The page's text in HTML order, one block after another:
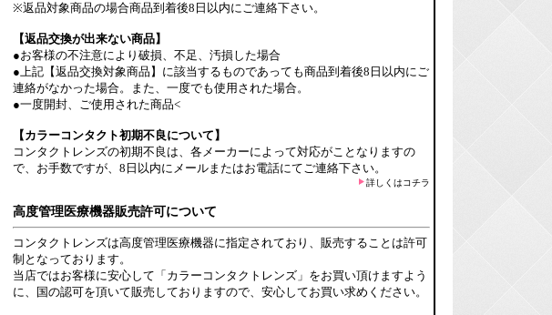
※返品対象商品の場合商品到着後8日以内にご連絡下さい。
【返品交換が出来ない商品】
●お客様の不注意により破損、不足、汚損した場合
●上記【返品交換対象商品】に該当するものであっても商品到着後8日以内にご
連絡がなかった場合。また、一度でも使用された場合。
●一度開封、ご使用された商品<
【カラーコンタクト初期不良について】
コンタクトレンズの初期不良は、各メーカーによって対応がことなりますの
で、お手数ですが、8日以内にメールまたはお電話にてご連絡下さい。
詳しくはコチラ
高度管理医療機器販売許可について
コンタクトレンズは高度管理医療機器に指定されており、販売することは許可
制となっております。
当店ではお客様に安心して「カラーコンタクトレンズ」をお買い頂けますよう
に、国の認可を頂いて販売しておりますので、安心してお買い求めください。